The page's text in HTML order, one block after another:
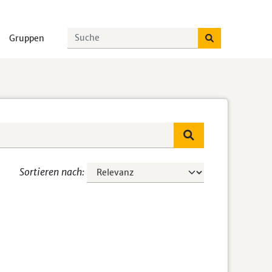
Gruppen
Sortieren nach